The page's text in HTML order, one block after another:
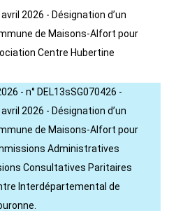
2026 - Désignation d’un
de Maisons-Alfort pour
Centre Hubertine
- n° DEL13sSG070426 -
2026 - Désignation d’un
de Maisons-Alfort pour
Administratives
Consultatives Paritaires
Interdépartemental de